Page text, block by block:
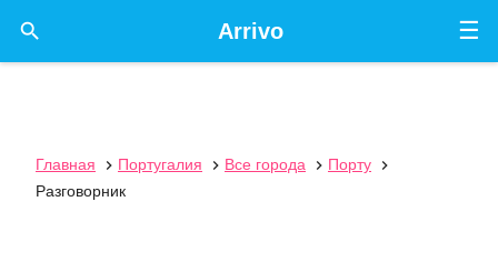
☰
Arrivo

Главная  Португалия  Все города  Порту

Разговорник